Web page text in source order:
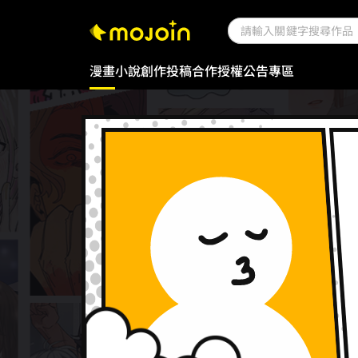
漫畫小說創作投稿合作授權公告專區